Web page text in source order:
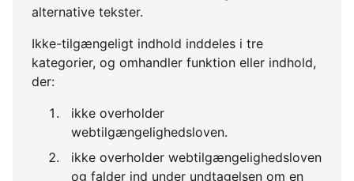
alternative tekster.
Ikke-tilgængeligt indhold inddeles i tre
kategorier, og omhandler funktion eller indhold,
der:
ikke overholder
webtilgængelighedsloven.
ikke overholder webtilgængelighedsloven
og falder ind under undtagelsen om en